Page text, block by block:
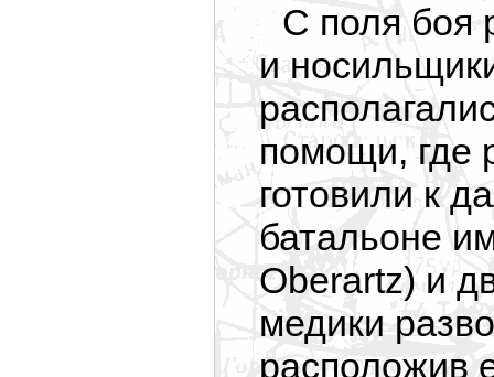
С поля боя
и
помощи, где
готовили к
батальоне
Oberartz) и
медики
расположив